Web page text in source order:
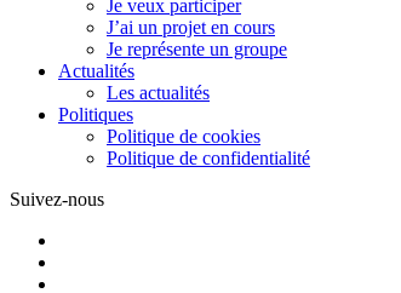
Je veux participer
J’ai un projet en cours
Je représente un groupe
Actualités
Les actualités
Politiques
Politique de cookies
Politique de confidentialité
Suivez-nous